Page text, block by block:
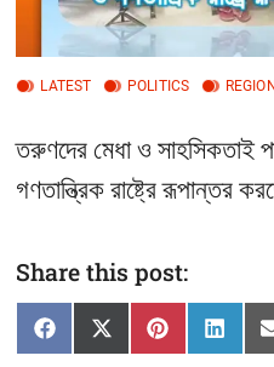
LATEST POLITICS
তরুণদের মেধা ও সাহসিকতাই
গণতান্ত্রিক রাষ্ট্রে রূপান্তর
Share this post:
Share
on
F
a
Share
on
X
(
Share
on
P
i
Share
on
L
i